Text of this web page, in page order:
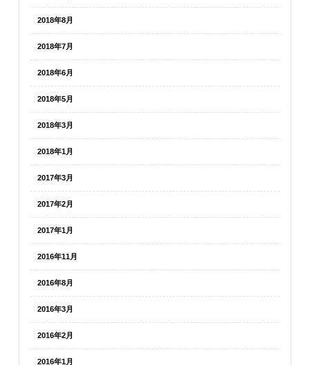
2018年8月
2018年7月
2018年6月
2018年5月
2018年3月
2018年1月
2017年3月
2017年2月
2017年1月
2016年11月
2016年8月
2016年3月
2016年2月
2016年1月